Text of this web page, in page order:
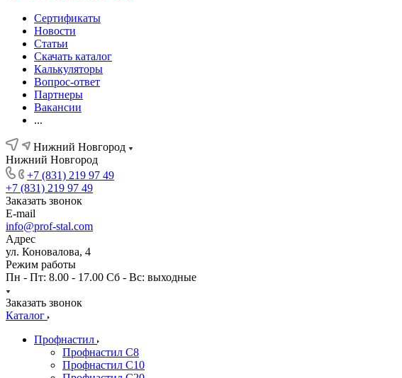
Сертификаты
Новости
Статьи
Скачать каталог
Калькуляторы
Вопрос-ответ
Партнеры
Вакансии
...
Нижний Новгород
Нижний Новгород
+7 (831) 219 97 49
+7 (831) 219 97 49
Заказать звонок
E-mail
info@prof-stal.com
Адрес
ул. Коновалова, 4
Режим работы
Пн - Пт: 8.00 - 17.00 Сб - Вс: выходные
Заказать звонок
Каталог
Профнастил
Профнастил С8
Профнастил С10